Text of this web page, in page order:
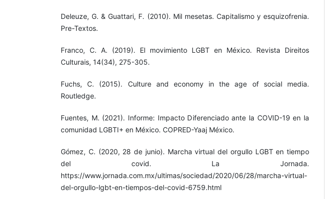
Deleuze, G. & Guattari, F. (2010). Mil mesetas. Capitalismo y esquizofrenia.
Pre-Textos.
Franco, C. A. (2019). El movimiento LGBT en México. Revista Direitos
Culturais, 14(34), 275-305.
Fuchs, C. (2015). Culture and economy in the age of social media.
Routledge.
Fuentes, M. (2021). Informe: Impacto Diferenciado ante la COVID-19 en la
comunidad LGBTI+ en México. COPRED-Yaaj México.
Gómez, C. (2020, 28 de junio). Marcha virtual del orgullo LGBT en tiempo
del covid. La Jornada.
https://www.jornada.com.mx/ultimas/sociedad/2020/06/28/marcha-virtual-
del-orgullo-lgbt-en-tiempos-del-covid-6759.html